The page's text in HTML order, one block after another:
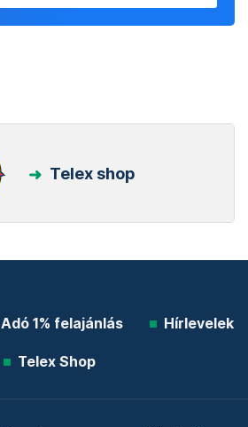
Telex shop
Adó 1% felajánlás Hírlevelek
Telex Shop